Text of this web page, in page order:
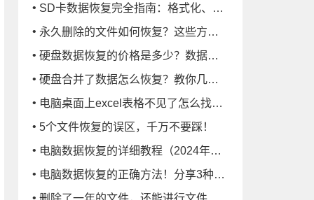
SD卡数据恢复完全指南：格式化、误删等全场景解决方案
永久删除的文件如何恢复？这些方法很实用
硬盘数据恢复的价格是多少？数据恢复的报价和恢复方法
硬盘合并了数据怎么恢复？教你几招搞定
电脑桌面上excel表格不见了怎么找回？
5个文件恢复的误区，千万不要踩！
电脑数据恢复的详细教程（2024年版）！数据恢复小白必看！
电脑数据恢复的正确方法！分享3种常用的！